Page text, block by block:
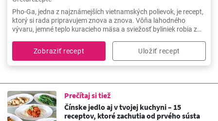
Pho-Ga, jedna z najznámejších vietnamských polievok, je recept,
ktorý si rada pripravujem znova a znova. Vôňa lahodného
vývaru, jemné teplo kuracieho mäsa a sviežosť byliniek robia z
spôsobom si vyžaduje trpezlivosť a pozornosť venovanú
detailom, ale verte mi, že to úsilie stojí za to.
Zobraziť recept Uložiť recept
Prečítaj si tiež
Čínske jedlo aj v tvojej kuchyni – 15
receptov, ktoré zachutia od prvého sústa